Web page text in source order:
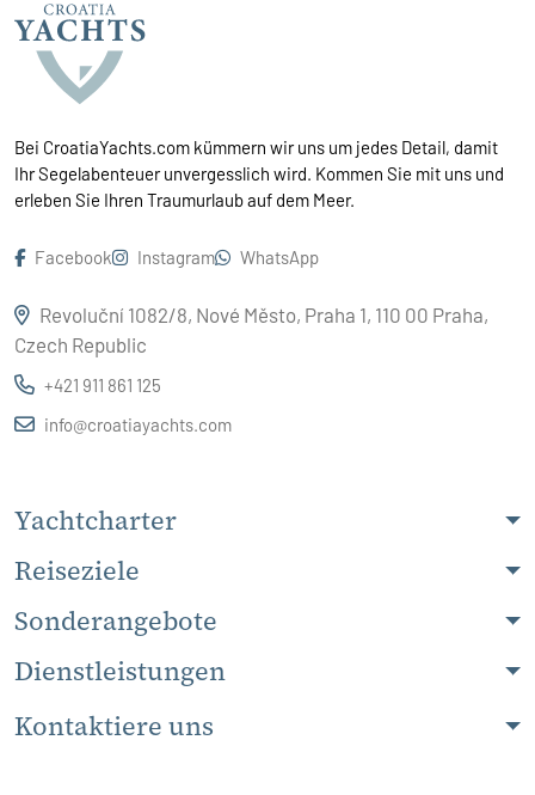
Bei CroatiaYachts.com kümmern wir uns um jedes Detail, damit
Ihr Segelabenteuer unvergesslich wird. Kommen Sie mit uns und
erleben Sie Ihren Traumurlaub auf dem Meer.
Facebook Instagram WhatsApp
Revoluční 1082/8, Nové Město, Praha 1, 110 00 Praha,
Czech Republic
+421 911 861 125
info@croatiayachts.com
Yachtcharter
Reiseziele
Sonderangebote
Dienstleistungen
Kontaktiere uns